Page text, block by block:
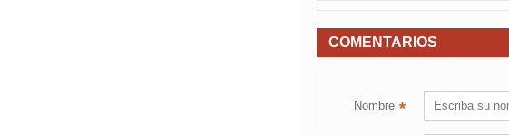
COMENTARIOS
Nombre *